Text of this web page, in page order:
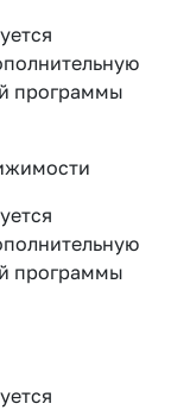
программы
программы